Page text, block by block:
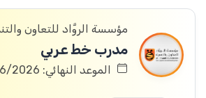
مؤسسة الروَّاد للتعاون
مدرب خط عربي
الموعد النهائي: 26/06/2026